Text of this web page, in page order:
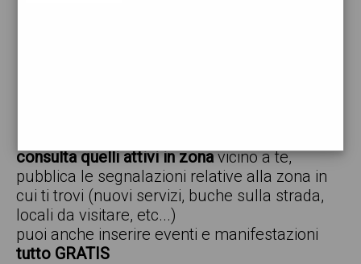
consulta quelli attivi in zonavicino a te,
pubblica le segnalazioni relative alla zona in
cui ti trovi (nuovi servizi, buche sulla strada,
locali da visitare, etc...)
puoi anche inserire eventi e manifestazioni
tutto GRATIS